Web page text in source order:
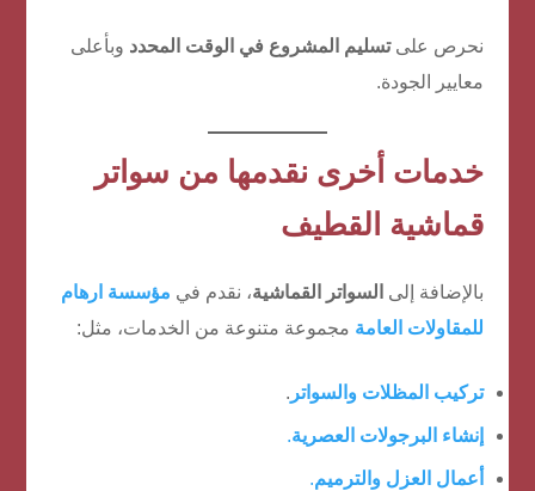
نحرص علىتسليم المشروع في الوقت المحدد وبأعلى
معايير الجودة.
خدمات أخرى نقدمها من سواتر
قماشية القطيف
بالإضافة إلى السواتر القماشية، نقدم في مؤسسة ارهام
للمقاولات العامة مجموعة متنوعة من الخدمات، مثل:
تركيب المظلات والسواتر .
إنشاء البرجولات العصرية.
أعمال العزل والترميم.